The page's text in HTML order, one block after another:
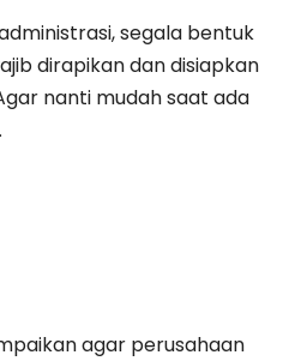
segala bentuk
dirapikan dan disiapkan
nanti mudah saat ada
agar perusahaan